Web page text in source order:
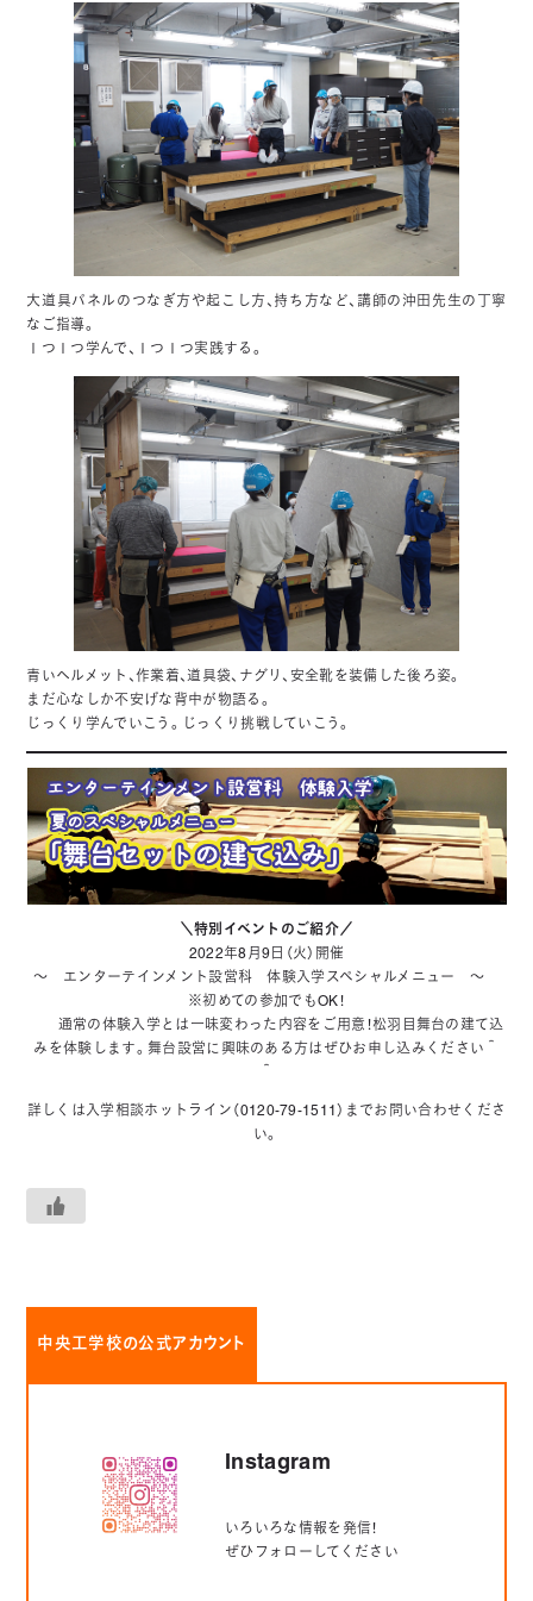
大道具パネルのつなぎ方や起こし方、持ち方など、講師の沖田先生の丁寧
なご指導。
１つ１つ学んで、１つ１つ実践する。
青いヘルメット、作業着、道具袋、ナグリ、安全靴を装備した後ろ姿。
まだ心なしか不安げな背中が物語る。
じっくり学んでいこう。じっくり挑戦していこう。
＼特別イベントのご紹介／
2022年8月9日（火）開催
～ エンターテインメント設営科 体験入学スペシャルメニュー ～
※初めての参加でもOK！
通常の体験入学とは一味変わった内容をご用意！松羽目舞台の建て込
みを体験します。舞台設営に興味のある方はぜひお申し込みください＾
詳しくは入学相談ホットライン（0120-79-1511）までお問い合わせくださ
い。
中央工学校の公式アカウント
Instagram
いろいろな情報を発信！
ぜひフォローしてください